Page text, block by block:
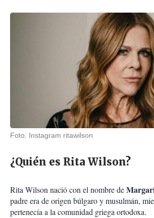
Foto: Instagram ritawilson
¿Quién es Rita Wilson?
Rita Wilson nació con el nombre de
padre era de origen búlgaro y musulmán,
pertenecía a la comunidad griega ortodoxa.